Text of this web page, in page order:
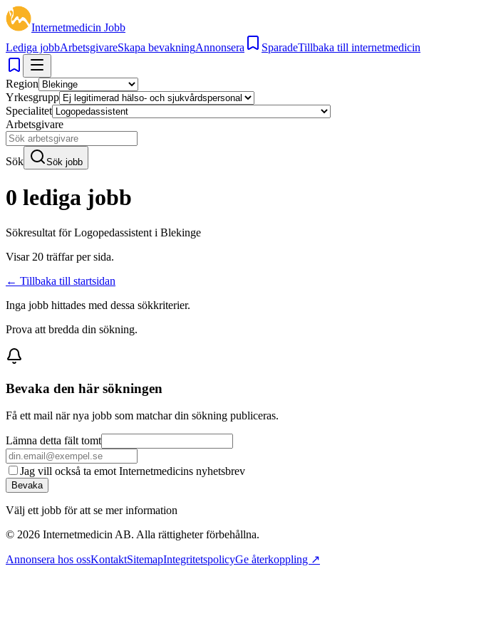
Internetmedicin Jobb
Lediga jobbArbetsgivareSkapa bevakningAnnonsera SparadeTillbaka till internetmedicin
Region
Yrkesgrupp
Specialitet
Arbetsgivare
Sök Sök jobb
0 lediga jobb
Sökresultat förLogopedassistent i Blekinge
Visar 20 träffar per sida.
← Tillbaka till startsidan
Inga jobb hittades med dessa sökkriterier.
Prova att bredda din sökning.
Bevaka den här sökningen
Få ett mail när nya jobb som matchar din sökning publiceras.
Lämna detta fält tomt
Jag vill också ta emot Internetmedicins nyhetsbrev
Bevaka
Välj ett jobb för att se mer information
© 2026 Internetmedicin AB. Alla rättigheter förbehållna.
Annonsera hos ossKontaktSitemapIntegritetspolicyGe återkoppling ↗